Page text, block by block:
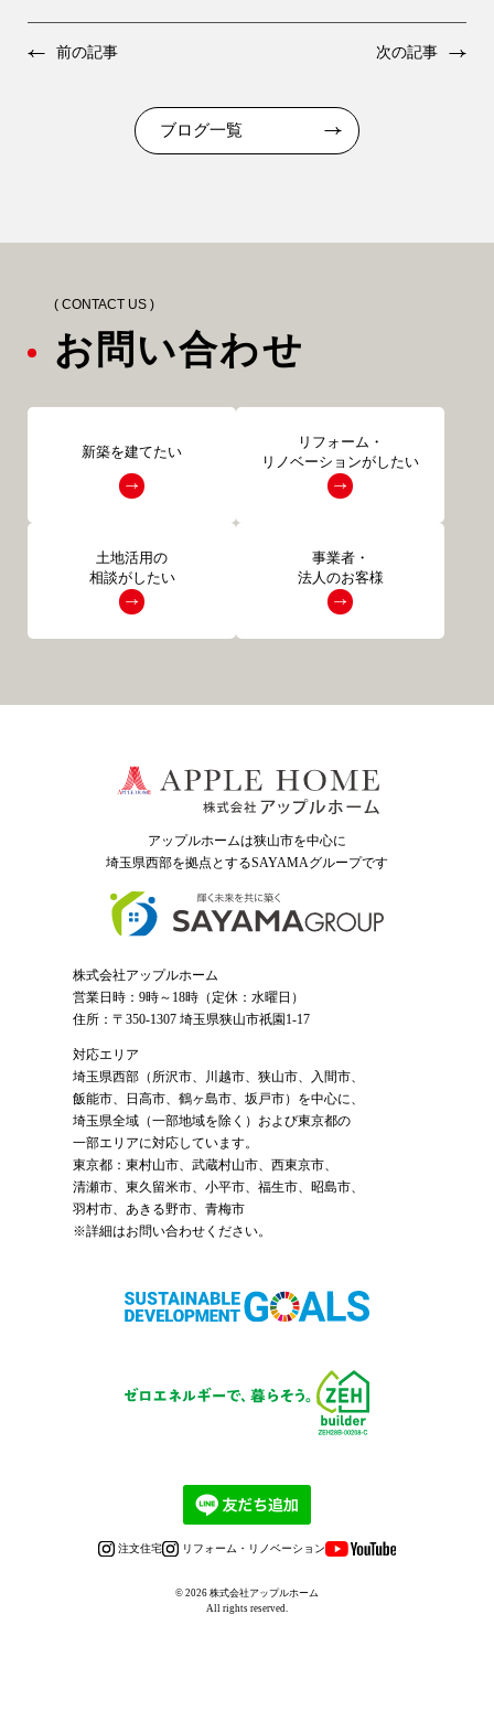
前の記事 次の記事
ブログ一覧
( CONTACT US )
お問い合わせ
新築を建てたい
リフォーム・
リノベーションがしたい
土地活用の
相談がしたい
事業者・
法人のお客様
アップルホームは狭山市を中心に
埼玉県西部を拠点とするSAYAMAグループです
株式会社アップルホーム
営業日時：9時～18時（定休：水曜日）
住所：〒350-1307 埼玉県狭山市祇園1-17
対応エリア
埼玉県西部（ 所沢市、 川越市、狭山市、入間市、
飯能市、日高市、鶴ヶ島市、坂戸市）を中心に、
埼玉県全域（一部地域を除く）および東京都の
一部エリアに対応しています。
東京都：東村山市、武蔵村山市、西東京市、
清瀬市、東久留米市、小平市、福生市、昭島市、
羽村市、あきる野市、青梅市
※詳細はお問い合わせください。
注文住宅 リフォーム・リノベーション
© 2026 株式会社アップルホーム
All rights reserved.